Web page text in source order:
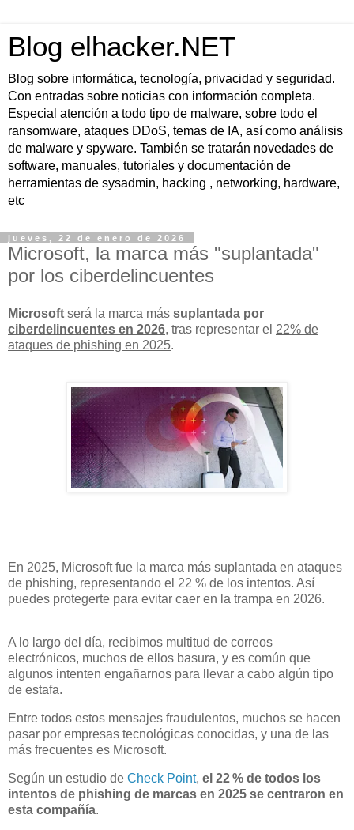
Blog elhacker.NET
Blog sobre informática, tecnología, privacidad y seguridad.
Con entradas sobre noticias con información completa.
Especial atención a todo tipo de malware, sobre todo el
ransomware, ataques DDoS, temas de IA, así como análisis
de malware y spyware. También se tratarán novedades de
software, manuales, tutoriales y documentación de
herramientas de sysadmin, hacking , networking, hardware,
etc
jueves, 22 de enero de 2026
Microsoft, la marca más "suplantada"
por los ciberdelincuentes
Microsoft será la marca más suplantada por
ciberdelincuentes en 2026, tras representar el 22% de
ataques de phishing en 2025.
En 2025, Microsoft fue la marca más suplantada en ataques
de phishing, representando el 22 % de los intentos. Así
puedes protegerte para evitar caer en la trampa en 2026.
A lo largo del día, recibimos multitud de correos
electrónicos, muchos de ellos basura, y es común que
algunos intenten engañarnos para llevar a cabo algún tipo
de estafa.
Entre todos estos mensajes fraudulentos, muchos se hacen
pasar por empresas tecnológicas conocidas, y una de las
más frecuentes es Microsoft.
Según un estudio de Check Point, el 22 % de todos los
intentos de phishing de marcas en 2025 se centraron en
esta compañía.